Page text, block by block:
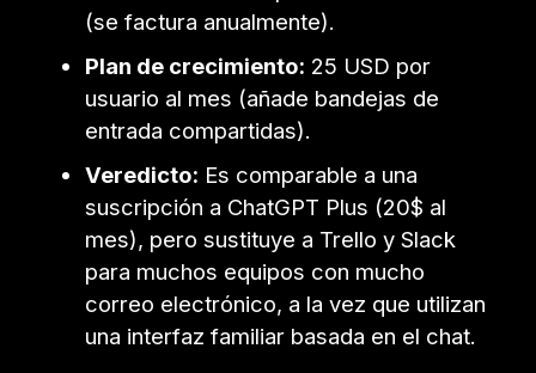
(se factura anualmente).
Plan de crecimiento: 25 USD por
usuario al mes (añade bandejas de
entrada compartidas).
Veredicto: Es comparable a una
suscripción a ChatGPT Plus (20$ al
mes), pero sustituye a Trello y Slack
para muchos equipos con mucho
correo electrónico, a la vez que utilizan
una interfaz familiar basada en el chat.